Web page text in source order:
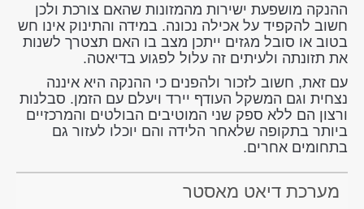
ההנקה מושפעת ישירות מהמזונות שהאם צורכת ולכן
חשוב להקפיד על אכילה נכונה. במידה והתינוק אינו חש
בטוב או סובל מגזים ייתכן מצב בו האם תצטרך לשנות
את תזונתה ולעיתים זה עלול לפגוע בדיאטה.
עם זאת, חשוב לזכור ולהפנים כי ההנקה היא איננה
נצחית וגם המשקל העודף יירד ויעלם עם הזמן. סבלנות
ורצון הם ללא ספק שני המוטיבים הבולטים והמרכזיים
ביותר בתקופה שלאחר הלידה והם יוכלו לעזור גם
בתחומים אחרים.
מערכת דיאט מאסטר